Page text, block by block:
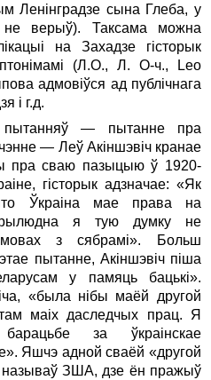
Ленінградзе сына Глеба, у
не верыў). Таксама можна
на Захадзе гісторык
(Л.О., Л. О-ч., Leo
адмовіўся ад публічнага
і г.д.
пытанняў — пытанне пра
— Леў Акіншэвіч кранае
пра сваю пазыцыю ў 1920-
гісторык адзначае: «Як
Ўкраіна мае права на
я тую думку не
з сябрамі». Больш
пытанне, Акіншэвіч піша
у памяць бацькі».
«была нібы маёй другой
маіх даследчых прац. Я
за ўкраінскае
Яшчэ адной сваёй «другой
называў ЗША, дзе ён пражыў